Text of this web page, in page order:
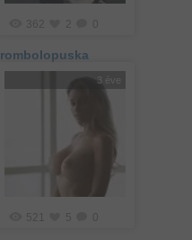
362 2
rombolopuska
3 éve
521 5